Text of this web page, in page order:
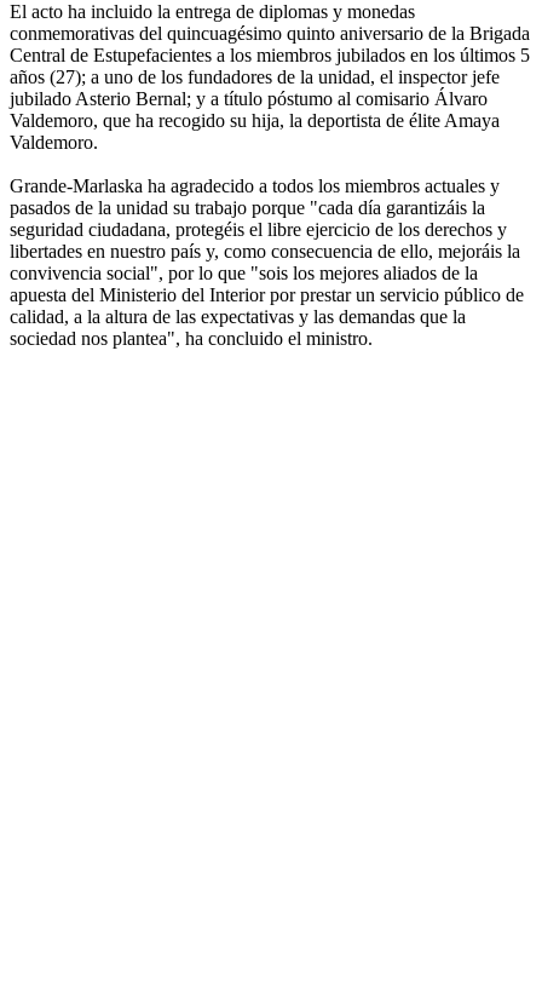
El acto ha incluido la entrega de diplomas y monedas
conmemorativas del quincuagésimo quinto aniversario de la Brigada
Central de Estupefacientes a los miembros jubilados en los últimos 5
años (27); a uno de los fundadores de la unidad, el inspector jefe
jubilado Asterio Bernal; y a título póstumo al comisario Álvaro
Valdemoro, que ha recogido su hija, la deportista de élite Amaya
Valdemoro.
Grande-Marlaska ha agradecido a todos los miembros actuales y
pasados de la unidad su trabajo porque "cada día garantizáis la
seguridad ciudadana, protegéis el libre ejercicio de los derechos y
libertades en nuestro país y, como consecuencia de ello, mejoráis la
convivencia social", por lo que "sois los mejores aliados de la
apuesta del Ministerio del Interior por prestar un servicio público de
calidad, a la altura de las expectativas y las demandas que la
sociedad nos plantea", ha concluido el ministro.